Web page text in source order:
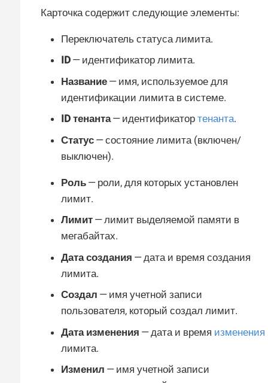
Карточка содержит следующие элементы:
Переключатель статуса лимита.
ID — идентификатор лимита.
Название — имя, используемое для
идентификации лимита в системе.
ID тенанта— идентификатор тенанта.
Статус — состояние лимита (включен/
выключен).
Роль — роли, для которых установлен
лимит.
Лимит — лимит выделяемой памяти в
мегабайтах.
Дата создания — дата и время создания
лимита.
Создал — имя учетной записи
пользователя, который создал лимит.
Дата изменения — дата и время изменения
лимита.
Изменил — имя учетной записи